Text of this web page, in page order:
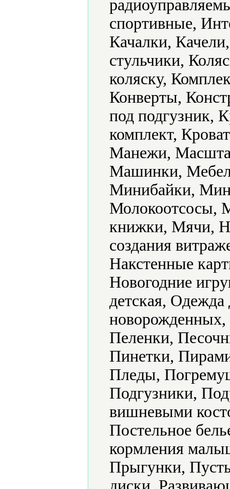
спортивные,
Качалки,
стульчики,
коляску,
Конверты,
под подгузник,
комплект,
Манежи,
Машинки,
Минибайки,
Молокоотсосы,
книжки, Мячи,
создания
Накстенные
Новогодние
детская,
Пеленки,
Пинетки,
Пледы,
Подгузники,
вишневыми
Постельное
кормления
Прыгунки,